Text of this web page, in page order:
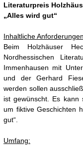
Literaturpreis
„Alles wird gut“
Inhaltliche
Beim Holzhäuser
Nordhessischen
Immenhausen mit
und der Gerhard
werden sollen
ist gewünscht. Es kann
um fiktive Geschichten
gut“.
Umfang: